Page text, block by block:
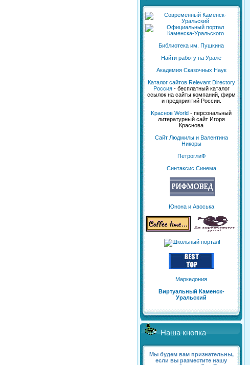
Библиотека им. Пушкина
Найти работу на Урале
Академия Сказочных Наук
Каталог сайтов Relevant Directory
Россия- бесплатный каталог
ссылок на сайты компаний, фирм
и предприятий России.
Kраснов World - персональный
литературный сайт Игоря
Краснова
Сайт Людмилы и Валентина
Никоры
ПетроглиФ
Синтаксис Синема
Юнона и Авоська
Маркедония
Виртуальный Каменск-
Уральский
Наша кнопка
Мы будем вам признательны,
если вы разместите нашу